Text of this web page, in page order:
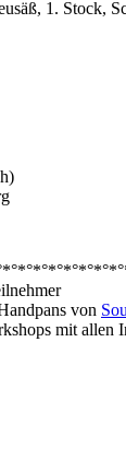
1. Stock,
von
mit allen